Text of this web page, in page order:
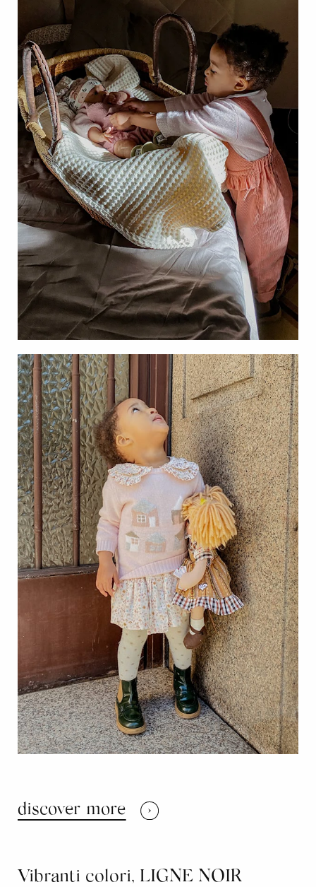
discover more
Vibranti colori, LIGNE NOIR